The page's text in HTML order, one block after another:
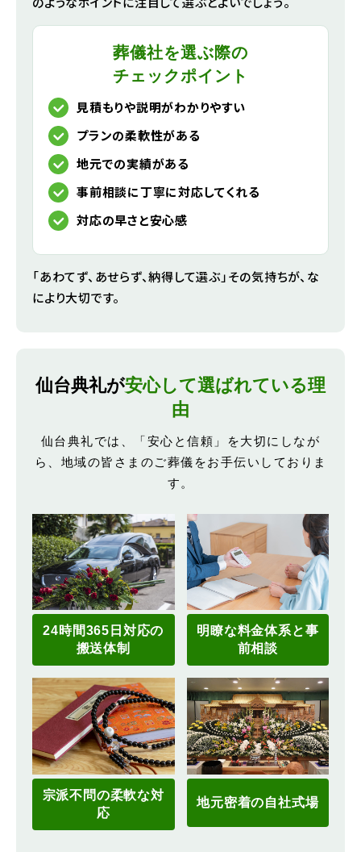
葬儀社を選ぶ際の
チェックポイント
見積もりや説明がわかりやすい
プランの柔軟性がある
地元での実績がある
事前相談に丁寧に対応してくれる
対応の早さと安心感
「あわてず、あせらず、納得して選ぶ」その気持ちが、な
により大切です。
仙台典礼が安心して選ばれている理
由
仙台典礼では、「安心と信頼」を大切にしなが
ら、地域の皆さまのご葬儀をお手伝いしておりま
す。
24時間365日対応の
搬送体制
明瞭な料金体系と事
前相談
宗派不問の柔軟な対
応
地元密着の自社式場